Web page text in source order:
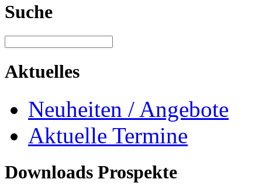
Suche
Aktuelles
Neuheiten / Angebote
Aktuelle Termine
Downloads Prospekte